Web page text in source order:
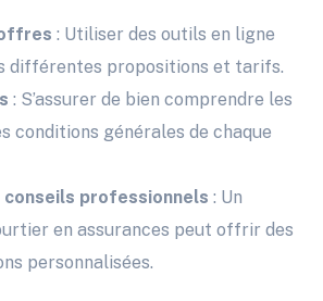
: Utiliser des outils en ligne
différentes propositions et tarifs.
: S’assurer de bien comprendre les
conditions générales de chaque
professionnels : Un
en assurances peut offrir des
personnalisées.